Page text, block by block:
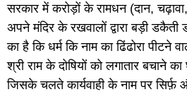
सरकार में करोड़ों के रामधन (दान,
अपने मंदिर के रखवालों द्वारा बड़ी
का है कि धर्म कि नाम का ढिंढोरा पीटने
श्री राम के दोषियों को लगातार बचाने
जिसके चलते कार्यवाही के नाम पर सिर्फ़